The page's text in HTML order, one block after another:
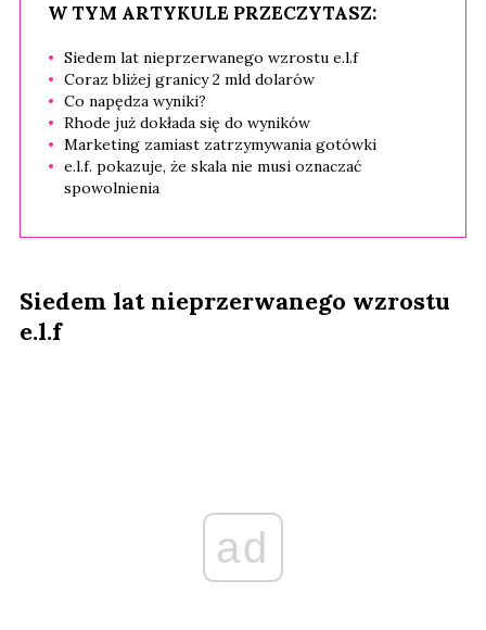
W TYM ARTYKULE PRZECZYTASZ:
Siedem lat nieprzerwanego wzrostu e.l.f
Coraz bliżej granicy 2 mld dolarów
Co napędza wyniki?
Rhode już dokłada się do wyników
Marketing zamiast zatrzymywania gotówki
e.l.f. pokazuje, że skala nie musi oznaczać
spowolnienia
Siedem lat nieprzerwanego wzrostu
e.l.f
ad